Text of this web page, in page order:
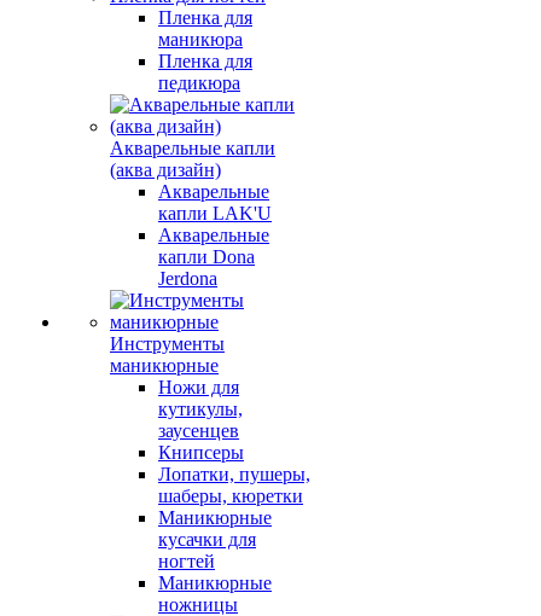
Пленка для
маникюра
Пленка для
педикюра
Акварельные капли
(аква дизайн)
Акварельные
капли LAK'U
Акварельные
капли Dona
Jerdona
Инструменты
маникюрные
Ножи для
кутикулы,
заусенцев
Книпсеры
Лопатки, пушеры,
шаберы, кюретки
Маникюрные
кусачки для
ногтей
Маникюрные
ножницы